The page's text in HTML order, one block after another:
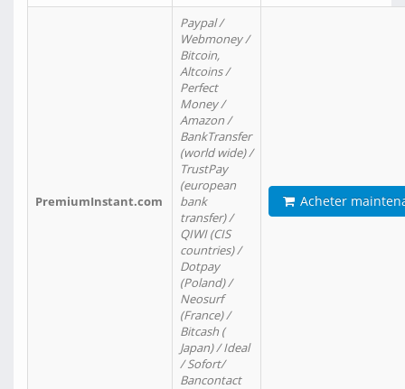
PremiumInstant.com
Paypal /
Webmoney /
Bitcoin,
Altcoins /
Perfect
Money /
Amazon /
BankTransfer
(world wide) /
TrustPay
(european
bank
transfer) /
QIWI (CIS
countries) /
Dotpay
(Poland) /
Neosurf
(France) /
Bitcash (
Japan) / Ideal
/ Sofort/
Bancontact
Acheter